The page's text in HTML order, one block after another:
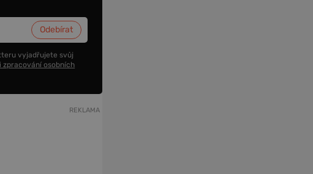
vyjadřujete svůj
zpracování osobních
REKLAMA